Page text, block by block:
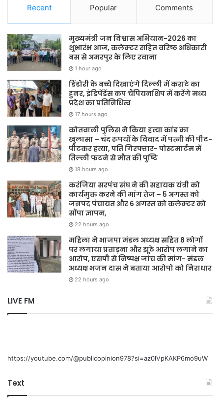
Recent Popular Comments
मुख्यमंत्री जन विश्वास अभियान-2026 का
शुभारंभ आज, कलेक्टर सहित वरिष्ठ अधिकारी
बस से अमरपुर के लिए रवाना
1 hour ago
डिंडोरी के बच्चे दिखाएंगे दिल्ली में कराटे का
हुनर, इंडिपेंडेंस कप चैंपियनशिप में करेंगे मध्य
प्रदेश का प्रतिनिधित्व
17 hours ago
कोतवाली पुलिस ने किया हत्या कांड का
खुलासा – चंद रुपयों के विवाद में पत्नी की पीट-
पीटकर हत्या, पति गिरफ्तार- पोस्टमार्टम में
तिल्ली फटने से मौत की पुष्टि
18 hours ago
करंजिया सरपंच संघ ने की सहायक यंत्री को
कार्यमुक्त करने की मांग तेज – 5 अगस्त को
जनपद पंचायत और 6 अगस्त को कलेक्टर को
सौंपा ज्ञापन,
22 hours ago
महिला ने भाजपा मंडल अध्यक्ष सहित 8 लोगों
पर लगाया प्रताड़ना और झूठे आरोप लगाने का
आरोप, एसपी से निष्पक्ष जांच की मांग- मंडल
अध्यक्ष भजन दास ने बताया आरोपो को निराधार
22 hours ago
LIVE FM
https://youtube.com/@publicopinion978?si=az0lVpKAKP6mo9uW
Text